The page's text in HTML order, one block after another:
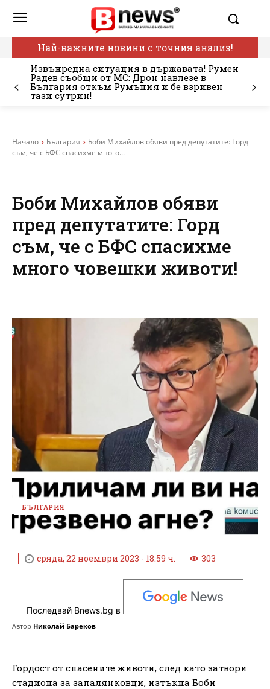
Най-важните новини с точния анализ!
Извънредна ситуация в държавата! Румен
Радев съобщи от МС: Дрон навлезе в
България откъм Румъния и бе взривен
тази сутрин!
Начало България
Боби Михайлов обяви пред депутатите: Горд
съм, че с БФС спасихме много...
Боби Михайлов обяви
пред депутатите: Горд
съм, че с БФС спасихме
много човешки животи!
БЪЛГАРИЯ
сряда, 22 ноември 2023 - 18:59 ч. 303
Последвай Bnews.bg в
Автор Николай Бареков
Гордост от спасените животи, след като затвори
стадиона за запалянковци, изтъкна Боби